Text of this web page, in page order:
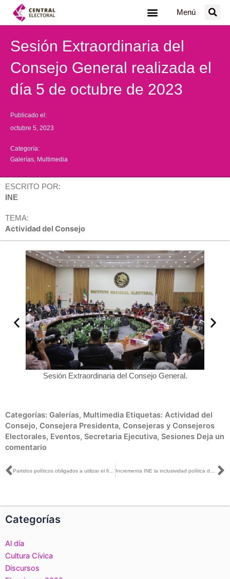
Menú
Sesión Extraordinaria del
Consejo General realizada el
día 5 de octubre de 2023
Publicado el:
octubre 5, 2023
Categoría:
Galerías Multimedia
ESCRITO POR:
INE
TEMA:
Actividad del Consejo
Sesión Extraordinaria del Consejo General.
Categorías: Galerías, Multimedia Etiquetas: Actividad del
Consejo, Consejera Presidenta, Consejeras y Consejeros
Electorales, Eventos, Secretaria Ejecutiva, Sesiones Deja un
comentario
Ant
Categorías
Al día
Cultura Cívica
Discursos